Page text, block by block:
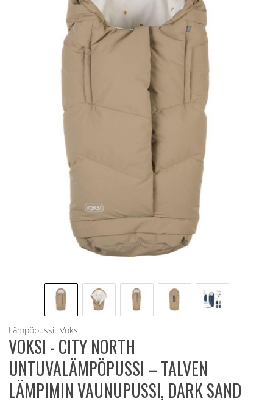
Lämpöpussit Voksi
VOKSI - CITY NORTH
UNTUVALÄMPÖPUSSI – TALVEN
LÄMPIMIN VAUNUPUSSI, DARK SAND